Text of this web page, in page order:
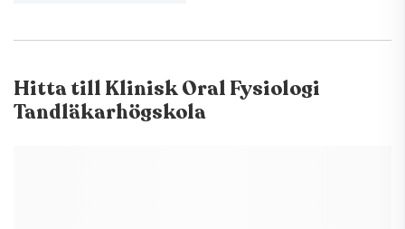
Hitta till Klinisk Oral Fysiologi
Tandläkarhögskola